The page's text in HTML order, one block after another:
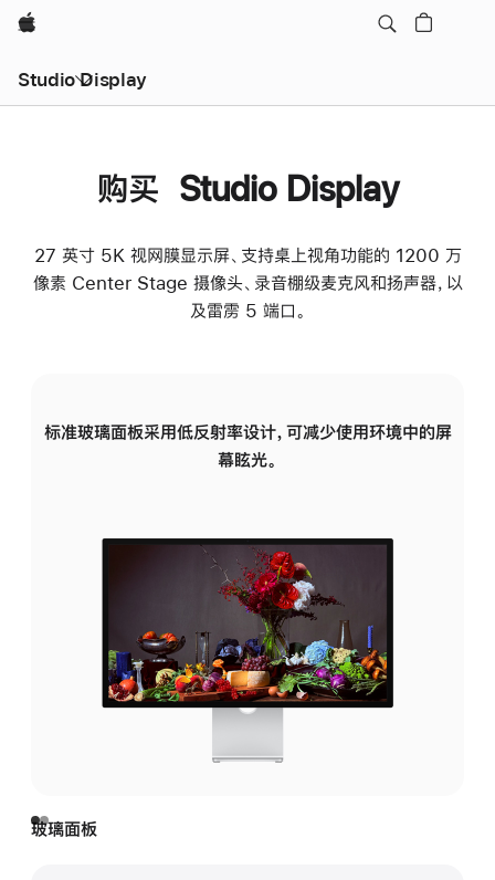
Apple
Studio Display
购买 Studio Display
27 英寸 5K 视网膜显示屏、支持桌上视角功能的 1200 万
像素 Center Stage 摄像头、录音棚级麦克风和扬声器，以
及雷雳 5 端口。
标准玻璃面板采用低反射率设计，可减少使用环境中的屏
幕眩光。
玻璃面板